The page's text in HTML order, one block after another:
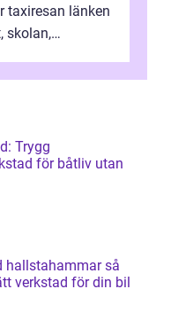
taxiresan länken
skolan,
Trygg
för båtliv utan
så
verkstad för din bil